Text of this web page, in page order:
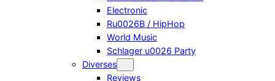
Electronic
Ru0026B / HipHop
World Music
Schlager u0026 Party
Diverses
Reviews